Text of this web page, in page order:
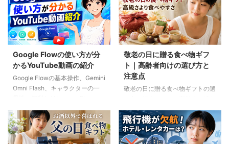
Google Flowの使い方が分
かるYouTube動画の紹介
Google Flowの基本操作、Gemini
Omni Flash、キャラクターの一
研究室の長編動画18本を、目的別
に分かりやすく紹介します。
敬老の日に贈る食べ物ギフ
ト｜高齢者向けの選び方と
注意点
敬老の日に贈る食べ物ギフトの選
力や好み、食事制限、保存方法に
配慮しながら、和菓子、スープ、
ご飯のお供、やわらか食などの候
補をわかりやすく解説します。